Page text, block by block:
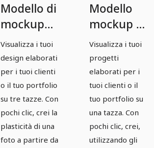
Modello di
mockup
Photoshop
per tre
tazze.
Visualizza i tuoi
design elaborati
per i tuoi clienti
o il tuo portfolio
su tre tazze. Con
pochi clic, crei la
plasticità di una
foto a partire da
Modello
mockup di
Photoshop
per una
tazza -
Versione
1.
Visualizza i tuoi
progetti
elaborati per i
tuoi clienti o il
tuo portfolio su
una tazza. Con
pochi clic, crei,
utilizzando gli